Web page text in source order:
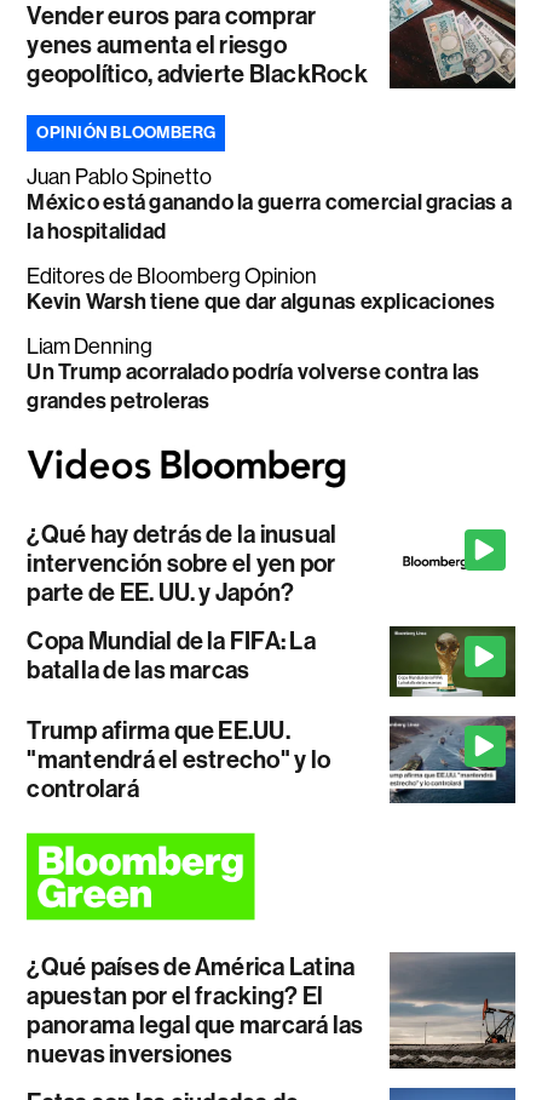
Vender euros para comprar
yenes aumenta el riesgo
geopolítico, advierte BlackRock
OPINIÓN BLOOMBERG
Juan Pablo Spinetto
México está ganando la guerra comercial gracias a
la hospitalidad
Editores de Bloomberg Opinion
Kevin Warsh tiene que dar algunas explicaciones
Liam Denning
Un Trump acorralado podría volverse contra las
grandes petroleras
¿Qué hay detrás de la inusual
intervención sobre el yen por
parte de EE. UU. y Japón?
Copa Mundial de la FIFA: La
batalla de las marcas
Trump afirma que EE.UU.
"mantendrá el estrecho" y lo
controlará
¿Qué países de América Latina
apuestan por el fracking? El
panorama legal que marcará las
nuevas inversiones